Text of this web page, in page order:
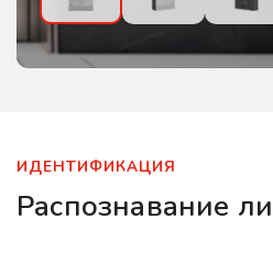
ИДЕНТИФИКАЦИЯ
Распознавание